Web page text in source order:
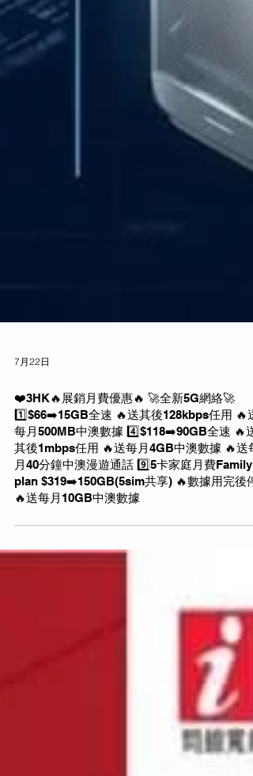
7月22日
❤️3HK🔥展銷月費優惠🔥 🚀全新5G網絡🚀
1️⃣$66➡️15GB全速 🔥送其後128kbps任用 🔥送
每月500MB中澳數據 4️⃣$118➡️90GB全速 🔥送
其後1mbps任用 🔥送每月4GB中澳數據 🔥送每
月40分鐘中澳漫遊通話 9️⃣5卡家庭月費Family
plan $319➡️150GB(5sim共享) 🔥數據用完後停